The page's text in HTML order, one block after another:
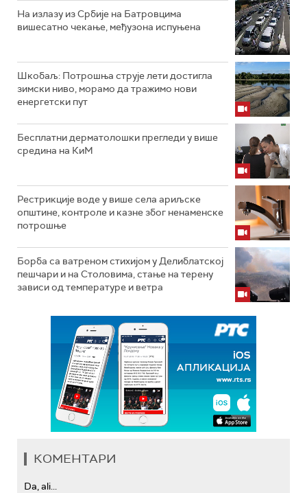
На излазу из Србије на Батровцима
вишесатно чекање, међузона испуњена
Шкобаљ: Потрошња струје лети достигла
зимски ниво, морамо да тражимо нови
енергетски пут
Бесплатни дерматолошки прегледи у више
средина на КиМ
Рестрикције воде у више села ариљске
општине, контроле и казне због ненаменске
потрошње
Борба са ватреном стихијом у Делиблатској
пешчари и на Столовима, стање на терену
зависи од температуре и ветра
КОМЕНТАРИ
Da, ali...